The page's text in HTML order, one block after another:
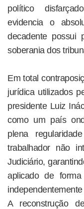
político
evidencia o
decadente possui
soberania dos
Em total
jurídica utilizados
presidente Luiz
como um país
plena
trabalhador não
Judiciário,
aplicado de
A reconstrução